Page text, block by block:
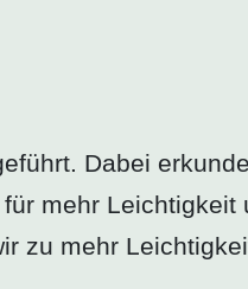
Dabei
mehr Leichtigkeit
zu mehr